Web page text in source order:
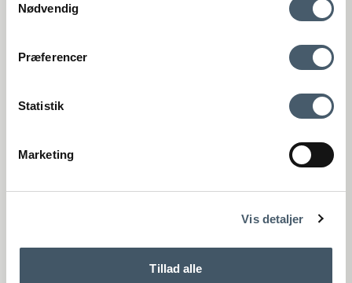
Nødvendig
Præferencer
Statistik
Marketing
Vis detaljer
Tillad alle
Shipping
Webshop Customer Service
kundeservice@interiorshop.dk
Monday - Friday: 10:00 AM - 5:30 PM
Phone: +45 75893395 - Press 2 (We speak english)
Phone: +45 75893395 - Press 3 (We speak english)